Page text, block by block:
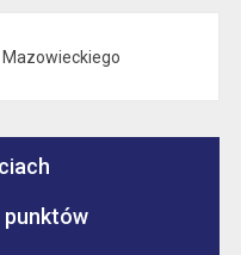
Mazowieckiego